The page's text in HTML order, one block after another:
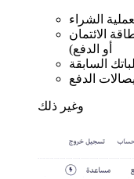
الشراء
الائتمان
أو الدفع)
السابقة
الدفع
وغير ذلك